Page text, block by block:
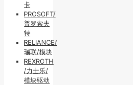
卡
PROSOFT/
普罗索夫
特
RELIANCE/
瑞联/模块
REXROTH
/力士乐/
模块驱动